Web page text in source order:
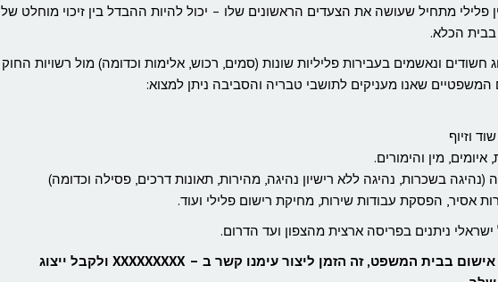
פלילי מתחיל שעושה את הצעדים הראשונים שלו – יכול להיות ההבדל בין זיכוי מוחלט של
בבית הכלא.
ונאשמים בעבירות פליליות שונות (סמים, רכוש, אלימות וכדומה) מול רשויות החוק
שאנו מעניקים לתושבי טבריה והסביבה ניתן למצוא:
וזיוף
מין והימורים.
(נהיגה בשכרות, נהיגה ללא רישיון נהיגה, מהירות, תאונות דרכים, פסילה וכדומה)
אסיר, הפסקת עבודות שירות, מחיקת רישום פלילי ועוד.
ניתנים בפריסה ארצית מהצפון ועד הדרום.
במידה וזומנת לחקירה או הוגש נגדך כתב אישום בבית המשפט, זה הזמן ליצור עימנו קשר ב – XXXXXXXXX ולקבל ייצוג